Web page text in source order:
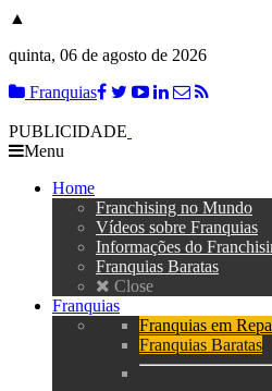
▲
quinta, 06 de agosto de 2026
Franquias
PUBLICIDADE
Menu
Home
Franchising no Mundo
Vídeos sobre Franquias
Informações do
Franquias Baratas
Close
Franquias
Franquias em
Franquias Baratas